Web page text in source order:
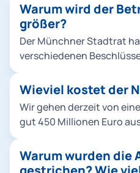
Warum wird der
größer?
Der Münchner Stadtrat
verschiedenen
lebenswerter zu machen
ist dabei ein zentraler
Ausbau. Die politisch
zuletzt wurden 2019
Wieviel kostet der
Wir gehen derzeit von
gut 450 Millionen Euro
handelt, die die
2020er-Jahre
Warum wurden die